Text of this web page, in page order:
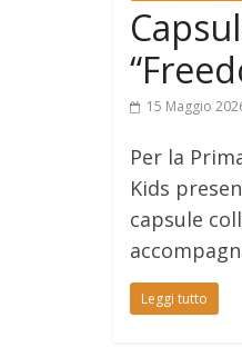
15 Maggio
Per la
Kids
capsule
Leggi tutto